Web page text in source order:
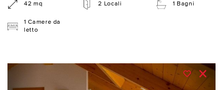
42 mq 2 Locali 1 Bagni
1 Camere da
letto